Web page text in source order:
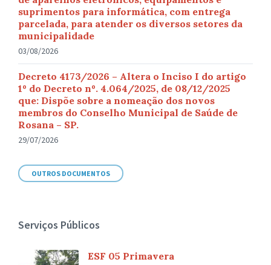
suprimentos para informática, com entrega
parcelada, para atender os diversos setores da
municipalidade
03/08/2026
Decreto 4173/2026 – Altera o Inciso I do artigo
1º do Decreto nº. 4.064/2025, de 08/12/2025
que: Dispõe sobre a nomeação dos novos
membros do Conselho Municipal de Saúde de
Rosana – SP.
29/07/2026
OUTROS DOCUMENTOS
Serviços Públicos
ESF 05 Primavera